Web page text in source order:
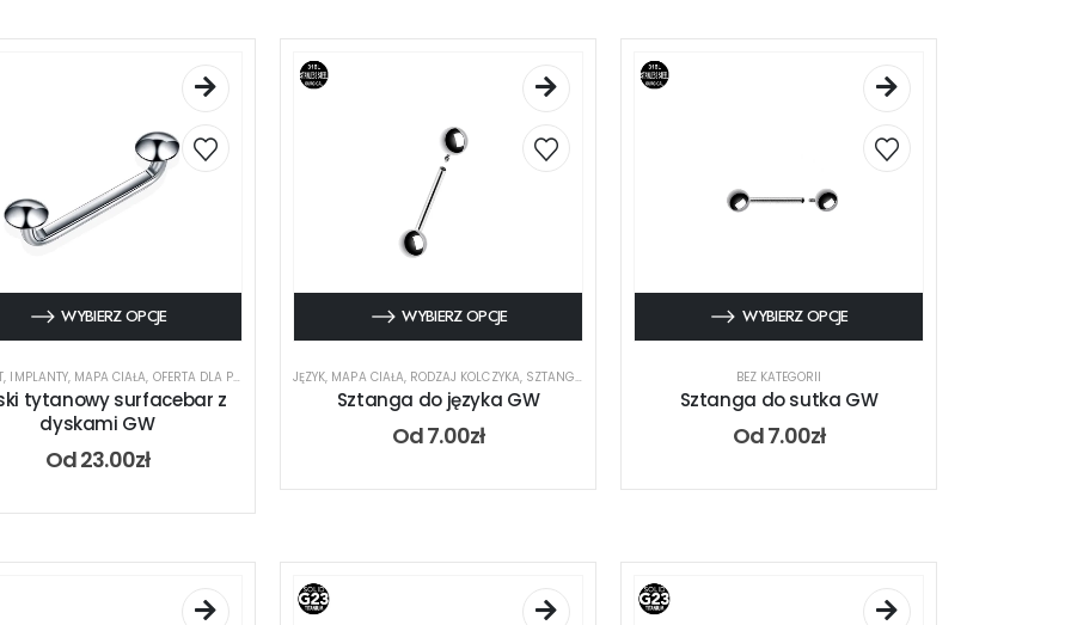
WYBIERZ OPCJE
, IMPLANTY, MAPA CIAŁA, OFERTA DLA PIERCERA RODZAJ KOLCZYKA,SURFACE ,TYTAN
tytanowy surfacebar z
dyskami GW
Od23.00zł
WYBIERZ OPCJE
JĘZYK, MAPA CIAŁA, RODZAJ KOLCZYKA, SZTANGA
Sztanga do języka GW
Od7.00zł
WYBIERZ OPCJE
BEZ KATEGORII
Sztanga do sutka GW
Od7.00zł